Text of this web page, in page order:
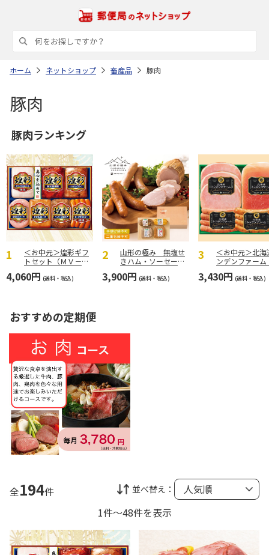
ホーム ネットショップ 畜産品 豚肉
豚肉
豚肉ランキング
＜お中元＞煌彩ギフ
トセット（ＭＶ－５
4,060円 (送料・税込)
山形の極み 無塩せ
きハム・ソーセージ
3,900円 (送料・税込)
＜お中元＞北海
ンデンファー
ット３４
3,430円 (送料・税込)
おすすめの定期便
全194件 並べ替え：
1件～48件を表示